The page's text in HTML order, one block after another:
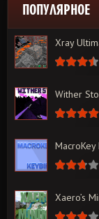
ПОПУЛЯРНОЕ
Xray
Wither
MacroKey
Xaero’s